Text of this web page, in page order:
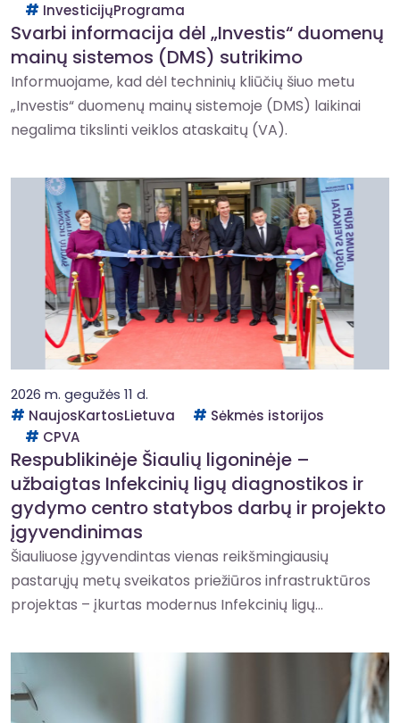
InvesticijųPrograma
Svarbi informacija dėl „Investis“ duomenų
mainų sistemos (DMS) sutrikimo
Informuojame, kad dėl techninių kliūčių šiuo metu
„Investis“ duomenų mainų sistemoje (DMS) laikinai
negalima tikslinti veiklos ataskaitų (VA).
2026 m. gegužės 11 d.
NaujosKartosLietuva
Sėkmės istorijos
CPVA
Respublikinėje Šiaulių ligoninėje –
užbaigtas Infekcinių ligų diagnostikos ir
gydymo centro statybos darbų ir projekto
įgyvendinimas
Šiauliuose įgyvendintas vienas reikšmingiausių
pastarųjų metų sveikatos priežiūros infrastruktūros
projektas – įkurtas modernus Infekcinių ligų...